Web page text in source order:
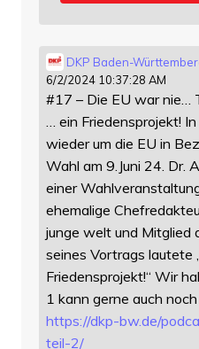
DKP Baden-
6/2/2024 10:37:28 AM
#17 – Die EU war nie…
… ein Friedensprojekt!
wieder um die EU in
Wahl am 9.Juni 24. Dr.
einer
ehemalige
junge welt und Mitglied
seines Vortrags lautete
Friedensprojekt!“ Wir
1 kann gerne auch
https://dkp-bw.de/
teil-2/